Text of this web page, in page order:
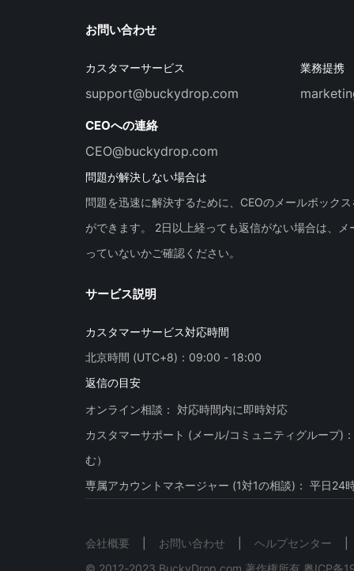
お問い合わせ
カスタマーサービス
support@buckydrop.com
業務提携
CEOへの連絡
CEO@buckydrop.com
問題が解決しない場合は
問題を迅速に解決するために、CEOのメールボック
ができます。 2日以上経っても返信がない場合は、
っていないかご確認ください。
サービス説明
カスタマーサービス対応時間
北京時間 (UTC+8)：09:00 - 18:00
返信の目安
オンライン相談： 対応時間内に即時対応
カスタマーサポート (メール/コミュニティグループ)
む）
会社概要 お問い合わせ ヘルプセンター
© 2012-2023 BuckyDrop.com 著作権所有 粤ICP备